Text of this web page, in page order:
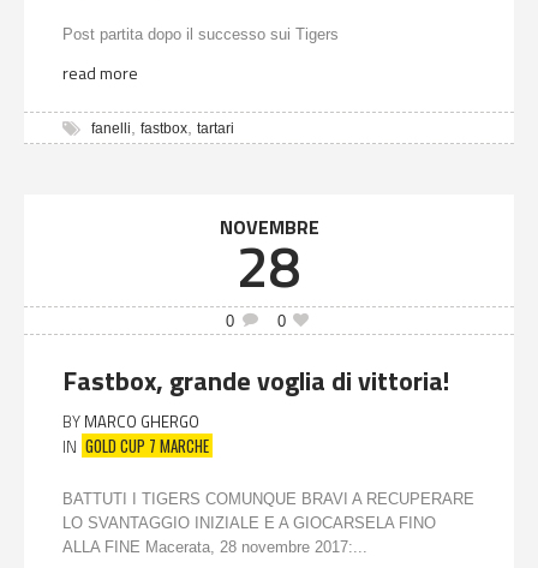
Post partita dopo il successo sui Tigers
read more
fanelli fastbox tartari
NOVEMBRE
28
0 0
Fastbox, grande voglia di vittoria!
BY MARCO GHERGO
IN GOLD CUP 7 MARCHE
BATTUTI I TIGERS COMUNQUE BRAVI A RECUPERARE
LO SVANTAGGIO INIZIALE E A GIOCARSELA FINO
ALLA FINE Macerata, 28 novembre 2017:...